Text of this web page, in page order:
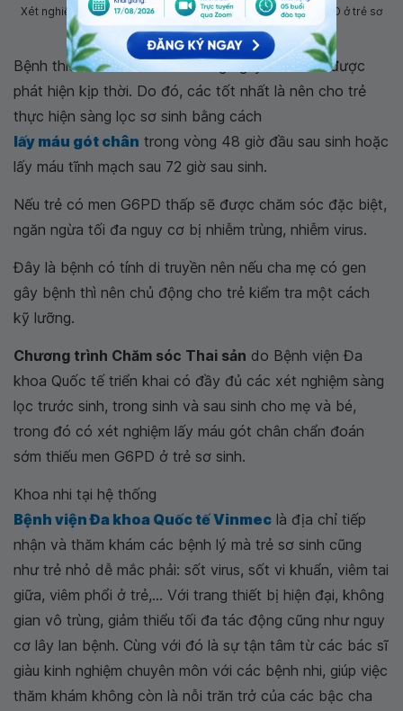
Xét nghiệm lấy máu gót chân chẩn đoán sớm thiếu men G6PD ở trẻ sơ
sinh
Bệnh thiếu men G6PD sẽ không nguy hiểm nếu được
phát hiện kịp thời. Do đó, các tốt nhất là nên cho trẻ
thực hiện sàng lọc sơ sinh bằng cách
lấy máu gót chân trong vòng 48 giờ đầu sau sinh hoặc
lấy máu tĩnh mạch sau 72 giờ sau sinh.
Nếu trẻ có men G6PD thấp sẽ được chăm sóc đặc biệt,
ngăn ngừa tối đa nguy cơ bị nhiễm trùng, nhiễm virus.
Đây là bệnh có tính di truyền nên nếu cha mẹ có gen
gây bệnh thì nên chủ động cho trẻ kiểm tra một cách
kỹ lưỡng.
Chương trình Chăm sóc Thai sản do Bệnh viện Đa
khoa Quốc tế triển khai có đầy đủ các xét nghiệm sàng
lọc trước sinh, trong sinh và sau sinh cho mẹ và bé,
trong đó có xét nghiệm lấy máu gót chân chẩn đoán
sớm thiếu men G6PD ở trẻ sơ sinh.
Khoa nhi tại hệ thống
Bệnh viện Đa khoa Quốc tế Vinmec là địa chỉ tiếp
nhận và thăm khám các bệnh lý mà trẻ sơ sinh cũng
như trẻ nhỏ dễ mắc phải: sốt virus, sốt vi khuẩn, viêm tai
giữa, viêm phổi ở trẻ,... Với trang thiết bị hiện đại, không
gian vô trùng, giảm thiểu tối đa tác động cũng như nguy
cơ lây lan bệnh. Cùng với đó là sự tận tâm từ các bác sĩ
giàu kinh nghiệm chuyên môn với các bệnh nhi, giúp việc
thăm khám không còn là nỗi trăn trở của các bậc cha